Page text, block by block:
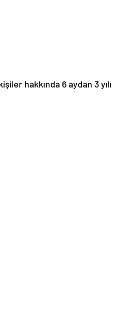
hakkında 6 aydan 3 yılı